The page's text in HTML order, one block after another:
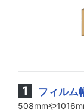
フィルム
508mmや